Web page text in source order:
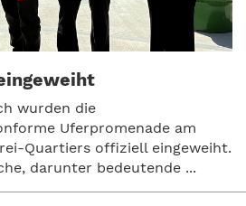
wurden die
Uferpromenade am
Quartiers offiziell eingeweiht.
darunter bedeutende ...